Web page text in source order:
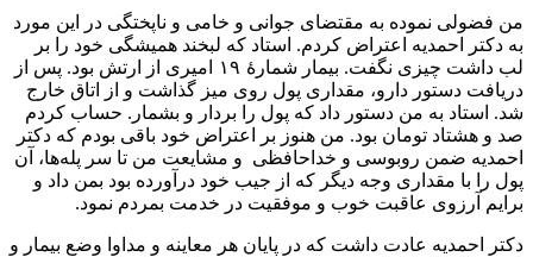
من فضولى نموده به مقتضاى جوانى و خامى و ناپختگى در اين مورد
به دكتر احمديه اعتراض كردم. استاد كه لبخند هميشگى خود را بر
لب داشت چيزى نگفت. بيمار شمارۀ ١٩ اميرى از ارتش بود. پس از
دريافت دستور دارو، مقدارى پول روى ميز گذاشت و از اتاق خارج
شد. استاد به من دستور داد كه پول را بردار و بشمار. حساب كردم
صد و هشتاد تومان بود. من هنوز بر اعتراض خود باقى بودم كه دكتر
احمديه ضمن روبوسى و خداحافظى و مشايعت من تا سر پله‌ها، آن
پول را با مقدارى وجه ديگر كه از جيب خود درآورده بود بمن داد و
برايم آرزوى عاقبت خوب و موفقيت در خدمت بمردم نمود.
دكتر احمديه عادت داشت كه در پايان هر معاينه و مداوا وضع بيمار و